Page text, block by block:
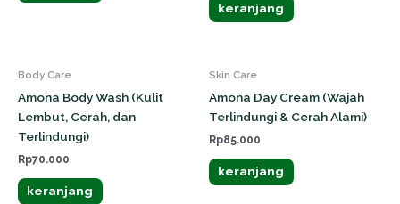
keranjang
Body Care
Amona Body Wash (Kulit
Lembut, Cerah, dan
Terlindungi)
Rp70.000
keranjang
Skin Care
Amona Day Cream (Wajah
Terlindungi & Cerah Alami)
Rp85.000
keranjang